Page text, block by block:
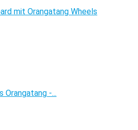
mit Orangatang Wheels
Orangatang -...